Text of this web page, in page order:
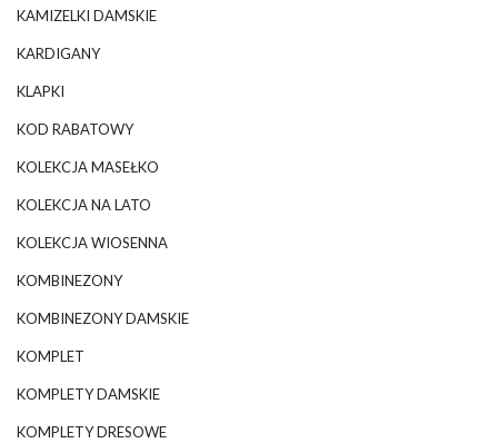
KAMIZELKI DAMSKIE
KARDIGANY
KLAPKI
KOD RABATOWY
KOLEKCJA MASEŁKO
KOLEKCJA NA LATO
KOLEKCJA WIOSENNA
KOMBINEZONY
KOMBINEZONY DAMSKIE
KOMPLET
KOMPLETY DAMSKIE
KOMPLETY DRESOWE